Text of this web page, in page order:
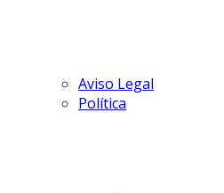
Aviso Legal
Política